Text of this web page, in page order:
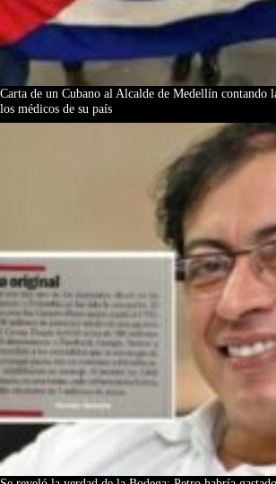
Carta de un Cubano al Alcalde de Medellín contando
los médicos de su país